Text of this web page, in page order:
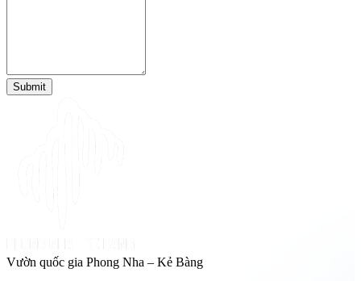
Submit
Vườn quốc gia Phong Nha – Kẻ Bàng